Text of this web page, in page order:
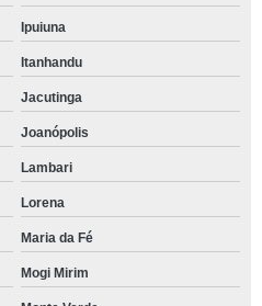
Ipuiuna
Itanhandu
Jacutinga
Joanópolis
Lambari
Lorena
Maria da Fé
Mogi Mirim